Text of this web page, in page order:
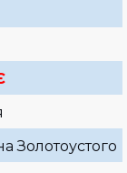
Золотоустого